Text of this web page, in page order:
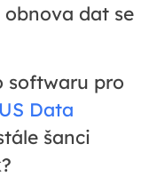
dat se
softwaru pro
Data
šanci